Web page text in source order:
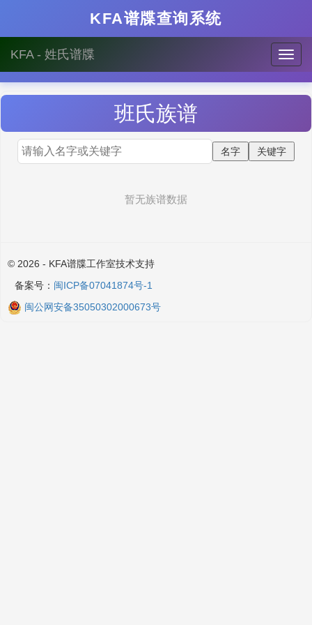
KFA谱牒查询系统
KFA - 姓氏谱牒
班氏族谱
暂无族谱数据
© 2026 - KFA谱牒工作室技术支持
备案号： 闽ICP备07041874号-1
闽公网安备35050302000673号